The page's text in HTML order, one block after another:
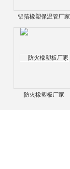
铝箔橡塑保温管厂家
防火橡塑板厂家